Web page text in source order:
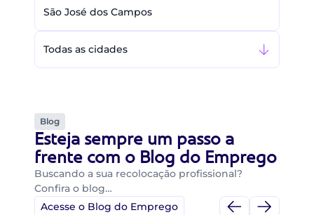
São José dos Campos
Todas as cidades
Blog
Esteja sempre um passo a
frente com o Blog do Emprego
Buscando a sua recolocação profissional?
Confira o blog…
Acesse o Blog do Emprego